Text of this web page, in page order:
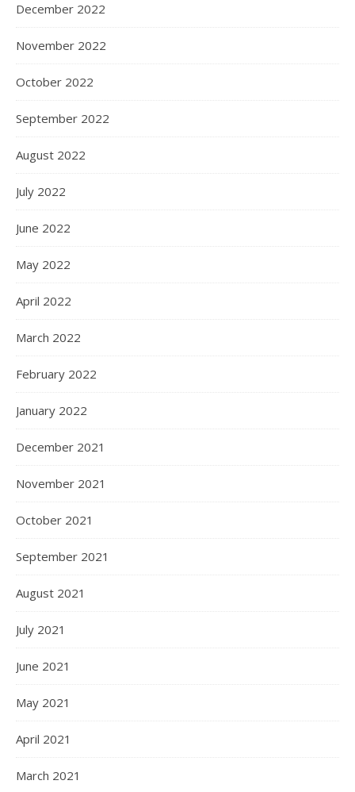
December 2022
November 2022
October 2022
September 2022
August 2022
July 2022
June 2022
May 2022
April 2022
March 2022
February 2022
January 2022
December 2021
November 2021
October 2021
September 2021
August 2021
July 2021
June 2021
May 2021
April 2021
March 2021